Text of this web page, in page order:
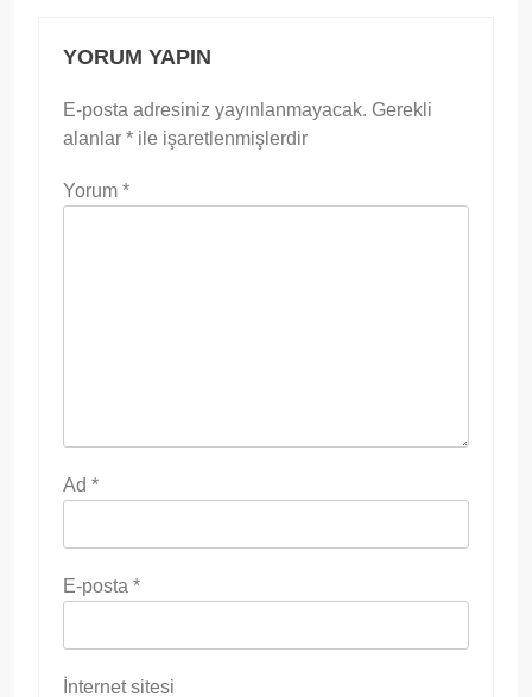
YORUM YAPIN
E-posta adresiniz yayınlanmayacak. Gerekli
alanlar * ile işaretlenmişlerdir
Yorum *
Ad *
E-posta *
İnternet sitesi